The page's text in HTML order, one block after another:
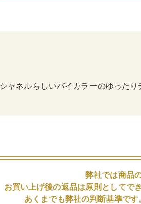
シャネルらしいバイカラーのゆった
弊社では商品
お買い上げ後の返品は原則としてで
あくまでも弊社の判断基準で